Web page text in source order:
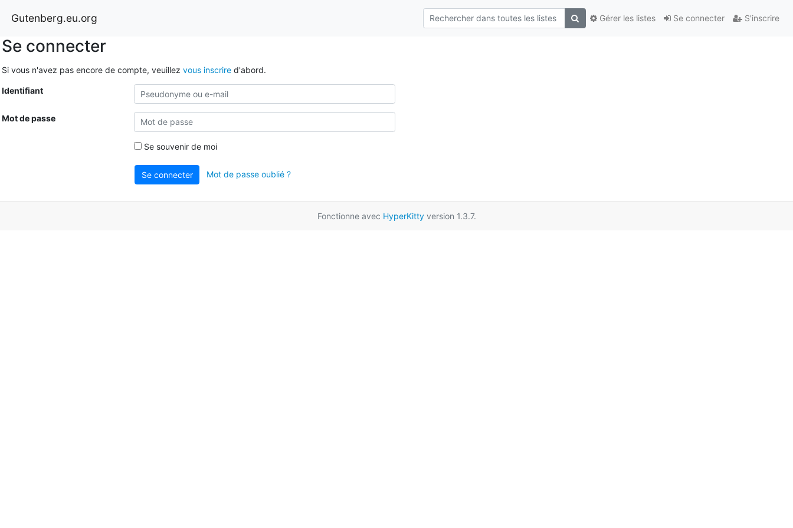
Gutenberg.eu.org Se connecter S'inscrire
Gérer les listes
Se connecter
Si vous n'avez pas encore de compte, veuillez vous inscrired'abord.
Identifiant
Mot de passe
Se souvenir de moi
Se connecter Mot de passe oublié ?
Fonctionne avec HyperKittyversion 1.3.7.